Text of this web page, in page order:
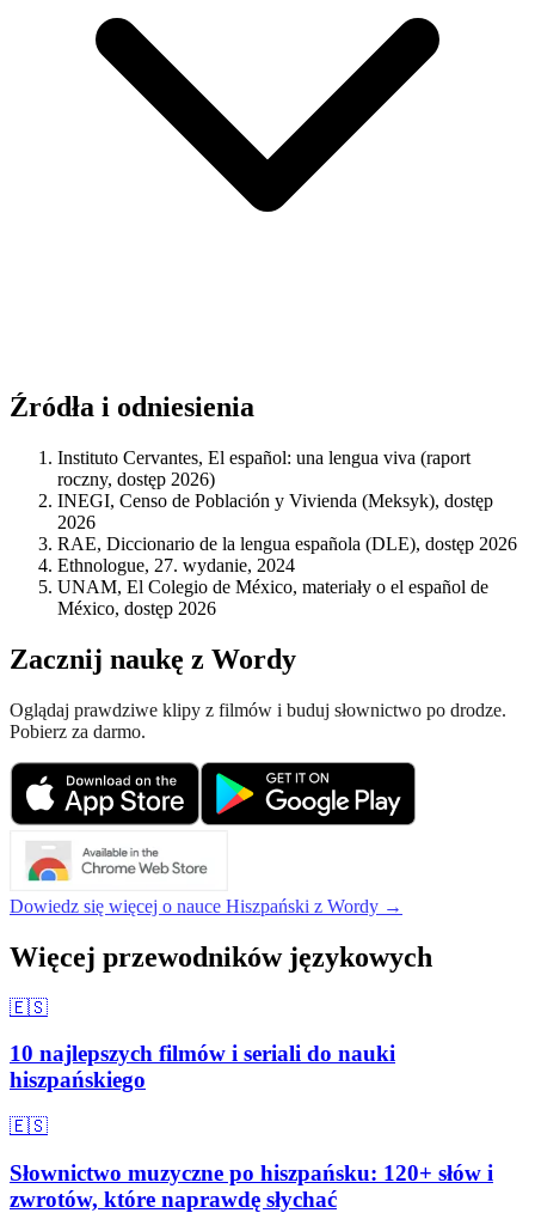
Źródła i odniesienia
Instituto Cervantes, El español: una lengua viva (raport
roczny, dostęp 2026)
INEGI, Censo de Población y Vivienda (Meksyk), dostęp
2026
RAE, Diccionario de la lengua española (DLE), dostęp 2026
Ethnologue, 27. wydanie, 2024
UNAM, El Colegio de México, materiały o el español de
México, dostęp 2026
Zacznij naukę z Wordy
Oglądaj prawdziwe klipy z filmów i buduj słownictwo po drodze.
Pobierz za darmo.
Dowiedz się więcej o nauce Hiszpański z Wordy →
Więcej przewodników językowych
🇪🇸
10 najlepszych filmów i seriali do nauki
hiszpańskiego
🇪🇸
Słownictwo muzyczne po hiszpańsku: 120+ słów i
zwrotów, które naprawdę słychać